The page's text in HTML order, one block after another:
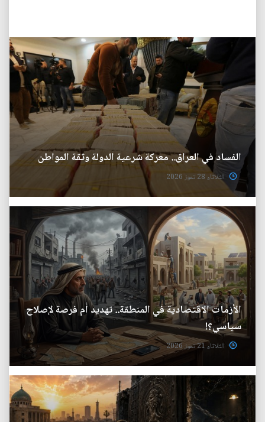
الفساد في العراق.. معركة شرعية الدولة وثقة المواطن
الثلاثاء 28 تموز 2026
الأزمات الاقتصادية في المنطقة.. تهديد أم فرصة لإصلاح
سياسي؟!
الثلاثاء 21 تموز 2026